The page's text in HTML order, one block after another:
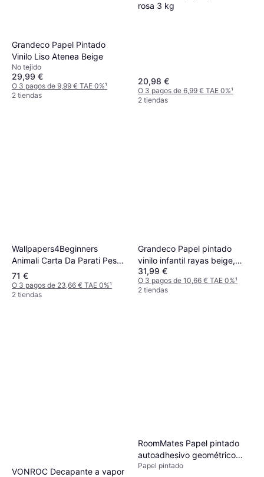
Grandeco Papel Pintado
Vinilo Liso Atenea Beige
No tejido
29,99 €
O 3 pagos de 9,99 € TAE 0%¹
2 tiendas
rosa 3 kg
20,98 €
O 3 pagos de 6,99 € TAE 0%¹
2 tiendas
Wallpapers4Beginners
Animali Carta Da Parati Pesci
Tropicali Blu
71 €
O 3 pagos de 23,66 € TAE 0%¹
2 tiendas
Grandeco Papel pintado
vinilo infantil rayas beige,
blanco
31,99 €
O 3 pagos de 10,66 € TAE 0%¹
2 tiendas
VONROC Decapante a vapor
RoomMates Papel pintado
autoadhesivo geométrico
mandala beige
Papel pintado